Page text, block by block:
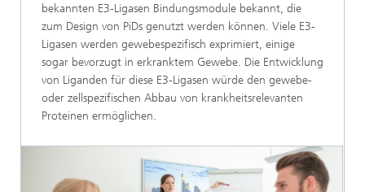
bekannten E3-Ligasen Bindungsmodule bekannt, die
zum Design von PiDs genutzt werden können. Viele E3-
Ligasen werden gewebespezifisch exprimiert, einige
sogar bevorzugt in erkranktem Gewebe. Die Entwicklung
von Liganden für diese E3-Ligasen würde den gewebe-
oder zellspezifischen Abbau von krankheitsrelevanten
Proteinen ermöglichen.